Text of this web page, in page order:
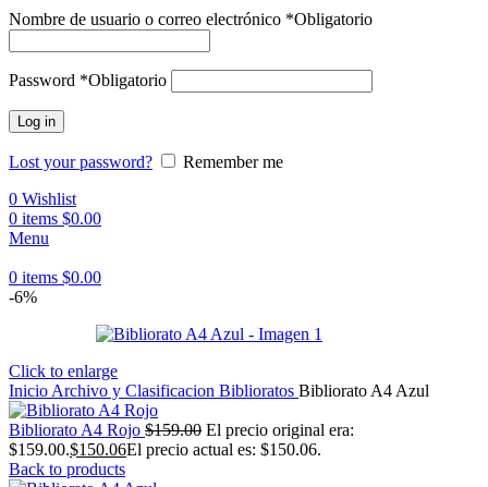
Nombre de usuario o correo electrónico *Obligatorio
Password *Obligatorio
Log in
Lost your password?
Remember me
0 Wishlist
0 items $0.00
Menu
0 items $0.00
-6%
Click to enlarge
Inicio Archivo y Clasificacion Biblioratos Bibliorato A4 Azul
Bibliorato A4 Rojo $159.00 El precio original era:
$159.00.$150.06El precio actual es: $150.06.
Back to products